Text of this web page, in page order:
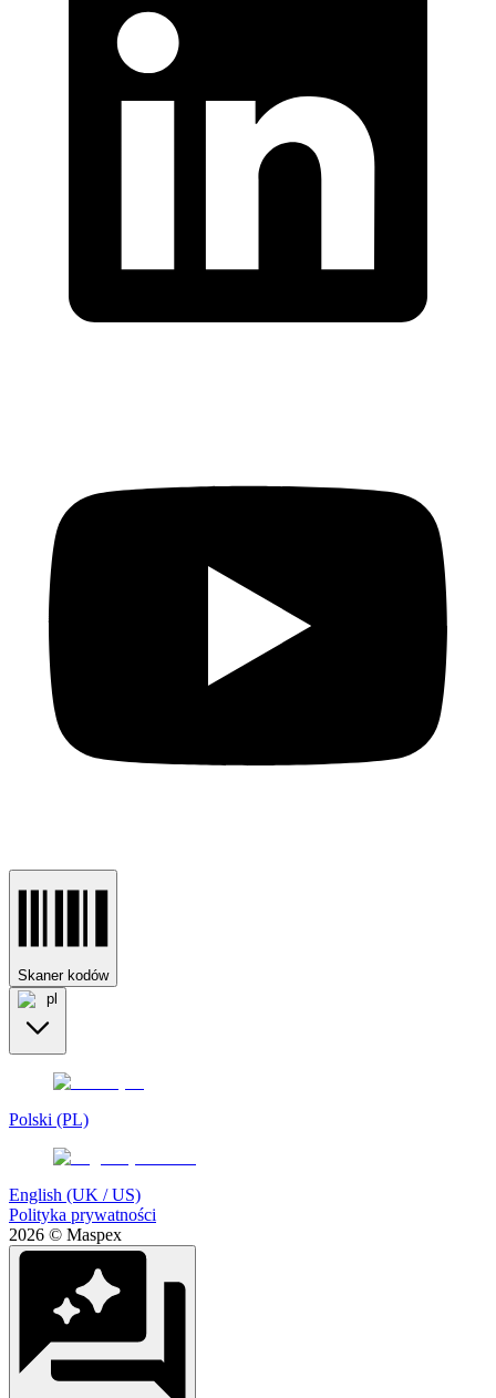
Skaner kodów
pl
Polski (PL)
English (UK / US)
Polityka prywatności
2026 © Maspex